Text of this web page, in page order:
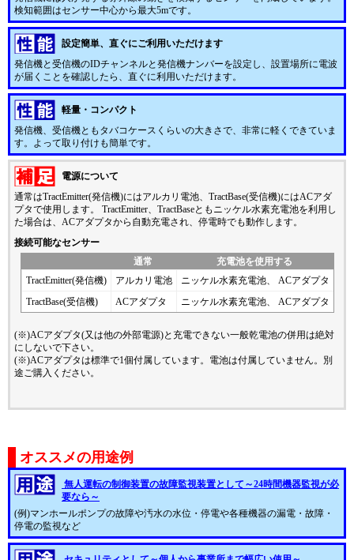
検知範囲はセンサー中心から最大5mです。
設定簡単、直ぐにご利用いただけます
発信機と受信機のIDチャンネルと発信機ナンバーを設定し、設置場所に電波
が届くことを確認したら、直ぐに利用いただけます。
軽量・コンパクト
発信機、受信機ともタバコケースくらいの大きさで、非常に軽くできていま
す。よって取り付けも簡単です。
電源について
通常はTractEmitter(発信機)にはアルカリ電池、TractBase(受信機)にはACアダ
プタで使用します。 TractEmitter、TractBaseともニッケル水素充電池を利用し
た場合は、ACアダプタから自動充電され、停電時でも動作します。
接続可能なセンサー
通常
充電池を使用する
TractEmitter(発信機)
アルカリ電池
ニッケル水素充電池、 ACアダプタ
TractBase(受信機)
ACアダプタ ニッケル水素充電池、 ACアダプタ
(※)ACアダプタ(又は他の外部電源)と充電できない一般乾電池の併用は絶対
にしないで下さい。
(※)ACアダプタは標準で1個付属しています。電池は付属していません。別
途ご購入ください。
オススメの用途例
無人運転の制御装置の故障監視装置として～24時間機器監視が必
要なら～
(例)マンホールポンプの故障や汚水の水位・停電や各種機器の漏電・故障・
停電の監視など